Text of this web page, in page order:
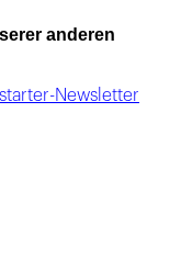
anderen
Newsletter